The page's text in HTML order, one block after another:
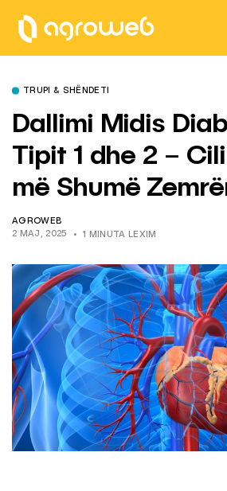
TRUPI & SHËNDETI
Dallimi Midis
Tipit 1 dhe 2 –
më Shumë
AGROWEB
2 MAJ, 2025
1 MINUTA LEXIM